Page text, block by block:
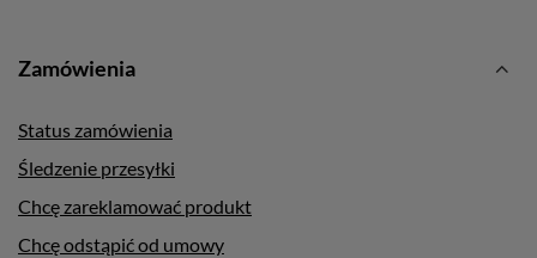
Zamówienia
Status zamówienia
Śledzenie przesyłki
Chcę zareklamować produkt
Chcę odstąpić od umowy